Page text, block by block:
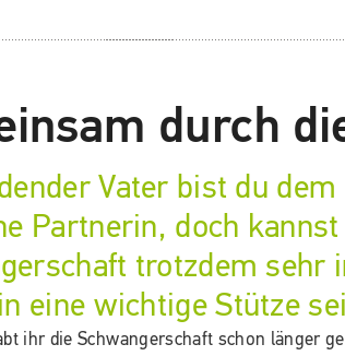
durch
Vater bist du
Partnerin, doch
trotzdem sehr
eine wichtige Stütze
ihr die Schwangerschaft schon länger